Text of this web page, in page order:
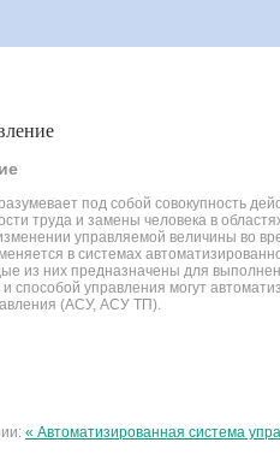
под собой совокупность
труда и замены человека в
управляемой величины во
в системах
из них предназначены для
способой управления могут
(АСУ, АСУ ТП).
« Автоматизированная система